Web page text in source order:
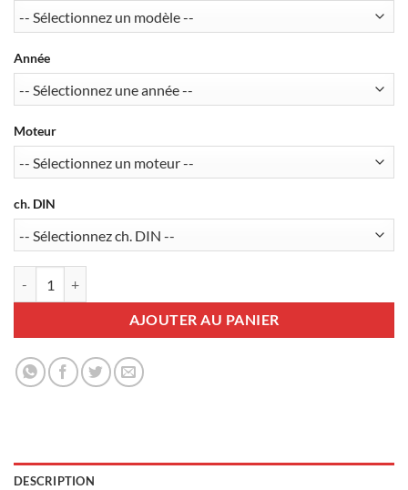
Année
Moteur
ch. DIN
AJOUTER AU PANIER
DESCRIPTION